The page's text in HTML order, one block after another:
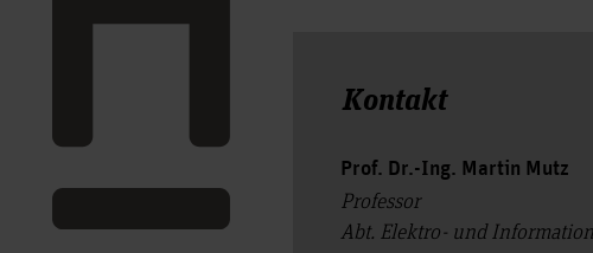
Kontakt
Prof. Dr.-Ing. Martin Mutz
Professor
Abt. Elektro- und